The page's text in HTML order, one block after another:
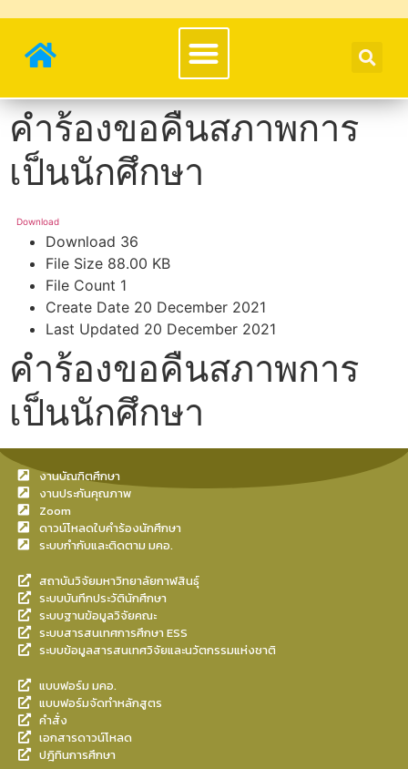
คำร้องขอคืนสภาพการ
เป็นนักศึกษา
Download
Download 36
File Size 88.00 KB
File Count 1
Create Date 20 December 2021
Last Updated 20 December 2021
คำร้องขอคืนสภาพการ
เป็นนักศึกษา
งานบัณฑิตศึกษา
งานประกันคุณภาพ
Zoom
ดาวน์โหลดใบคำร้องนักศึกษา
ระบบกำกับและติดตาม มคอ.
สถาบันวิจัยมหาวิทยาลัยกาฬสินธุ์
ระบบบันทึกประวัตินักศึกษา
ระบบฐานข้อมูลวิจัยคณะ
ระบบสารสนเทศการศึกษา ESS
ระบบข้อมูลสารสนเทศวิจัยและนวัตกรรมแห่งชาติ
แบบฟอร์ม มคอ.
แบบฟอร์มจัดทำหลักสูตร
คำสั่ง
เอกสารดาวน์โหลด
ปฎิทินการศึกษา